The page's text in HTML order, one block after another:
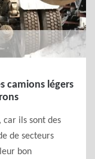
camions légers
car ils sont des
de secteurs
bon